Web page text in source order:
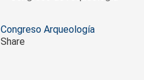
Tags
Congreso Arqueología
Share